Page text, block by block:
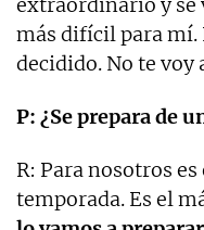
más difícil para mí.
decidido. No te voy
P: ¿Se prepara de
R: Para nosotros
temporada. Es el